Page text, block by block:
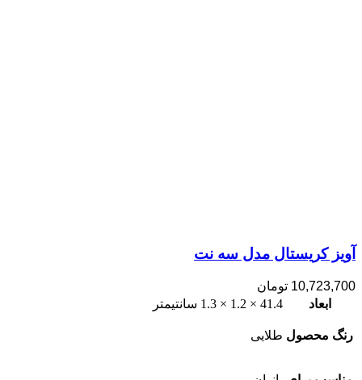
آویز کریستال مدل سه نت
10,723,700 تومان
ابعاد
41.4 × 1.2 × 1.3 سانتیمتر
رنگ محصول طلایی